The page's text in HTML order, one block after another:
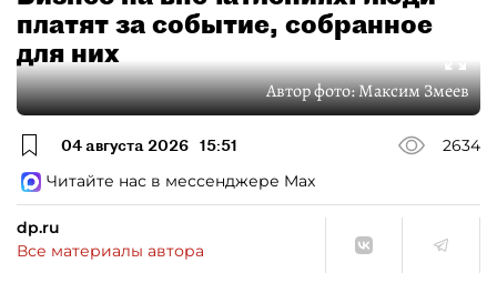
платят за событие, собранное
для них
Автор фото:Максим Змеев
04 августа 2026 15:51
2634
Читайте нас в мессенджере Max
dp.ru
Все материалы автора